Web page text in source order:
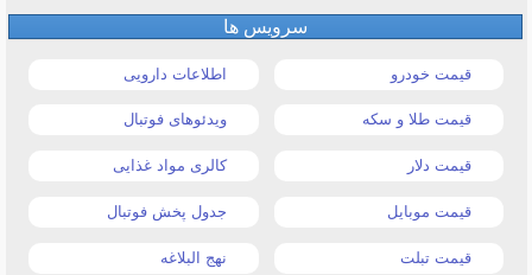
سرویس ها
قیمت خودرو اطلاعات دارویی
قیمت طلا و سکه ویدئوهای فوتبال
قیمت دلار کالری مواد غذایی
قیمت موبایل جدول پخش فوتبال
قیمت تبلت نهج البلاغه